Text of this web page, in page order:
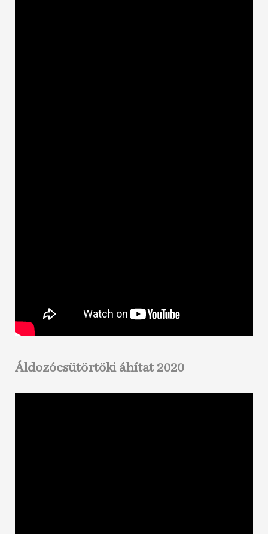
Áldozócsütörtöki áhítat 2020